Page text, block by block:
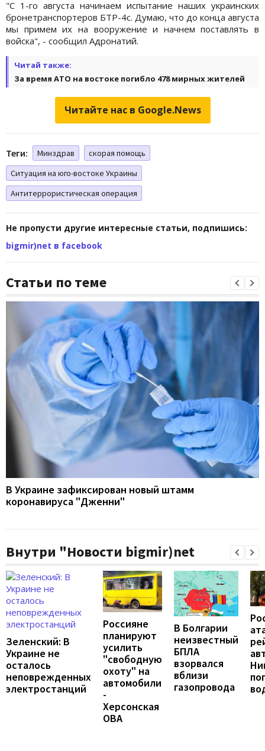
"С 1-го августа начинаем испытание наших украинских
бронетранспортеров БТР-4с. Думаю, что до конца августа
мы примем их на вооружение и начнем поставлять в
войска", - сообщил Адронатий.
Читай также:
За время АТО на востоке погибло 478 мирных жителей
Читайте нас в Google.News
Теги: Минздрав
скорая помощь
Ситуация на юго-востоке Украины
Антитеррористическая операция
Не пропусти другие интересные статьи, подпишись:
bigmir)net в facebook
Статьи по теме
В Украине зафиксирован новый штамм
коронавируса "Дженни"
Внутри "Новости bigmir)net
Зеленский: В
Украине не
осталось
неповрежденных
электростанций
Россияне
планируют
усилить
"свободную
охоту" на
автомобили
-
Херсонская
ОВА
В Болгарии
неизвестный
БПЛА
взорвался
вблизи
газопровода